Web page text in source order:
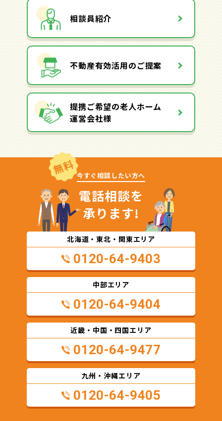
相談員紹介
不動産有効活用のご提案
提携ご希望の老人ホーム
運営会社様
無料 今すぐ相談したい方へ
電話相談を
承ります!
北海道・東北・関東エリア
0120-64-9403
中部エリア
0120-64-9404
近畿・中国・四国エリア
0120-64-9477
九州・沖縄エリア
0120-64-9405